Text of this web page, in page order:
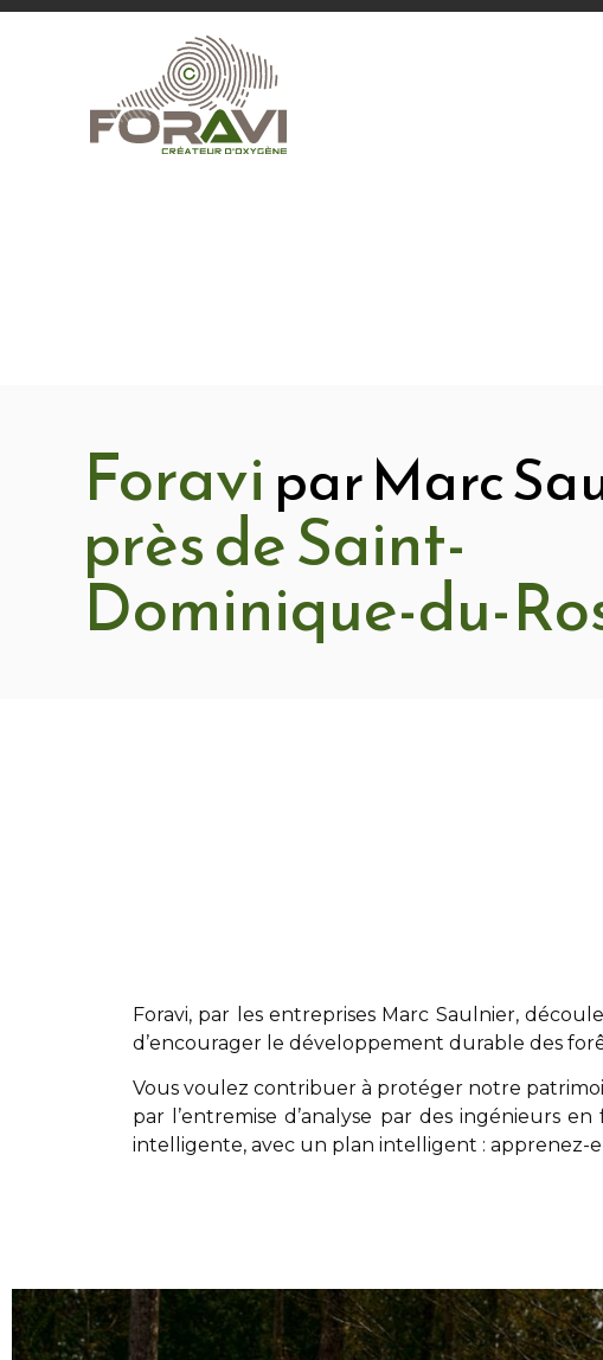
Foravi par Marc
près de Saint-
Dominique-du-
Foravi, par les entreprises Marc Saulnier,
d’encourager le développement durable des
Vous voulez contribuer à protéger notre
par l’entremise d’analyse par des ingénieurs
intelligente, avec un plan intelligent : apprenez-